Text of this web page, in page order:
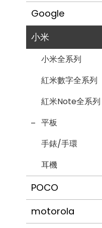
Google
小米
小米全系列
紅米數字全系列
紅米Note全系列
平板
手錶/手環
耳機
POCO
motorola